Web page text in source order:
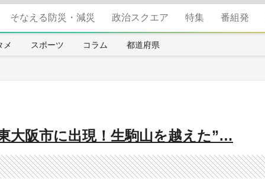
そなえる防災・減災 政治スクエア 特集 番組発
メ スポーツ コラム 都道府県
大阪市に出現！生駒山を越えた”…